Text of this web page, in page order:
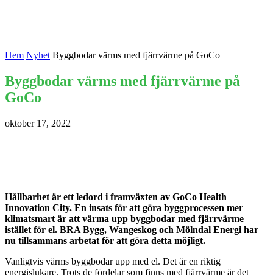
Hem Nyhet Byggbodar värms med fjärrvärme på GoCo
Byggbodar värms med fjärrvärme på
GoCo
oktober 17, 2022
Hållbarhet är ett ledord i framväxten av GoCo Health
Innovation City. En insats för att göra byggprocessen mer
klimatsmart är att värma upp byggbodar med fjärrvärme
istället för el. BRA Bygg, Wangeskog och Mölndal Energi har
nu tillsammans arbetat för att göra detta möjligt.
Vanligtvis värms byggbodar upp med el. Det är en riktig
energislukare. Trots de fördelar som finns med fjärrvärme är det